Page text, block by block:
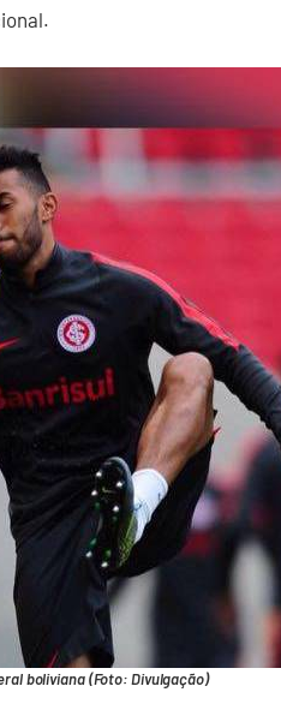
boliviana (Foto: Divulgação)